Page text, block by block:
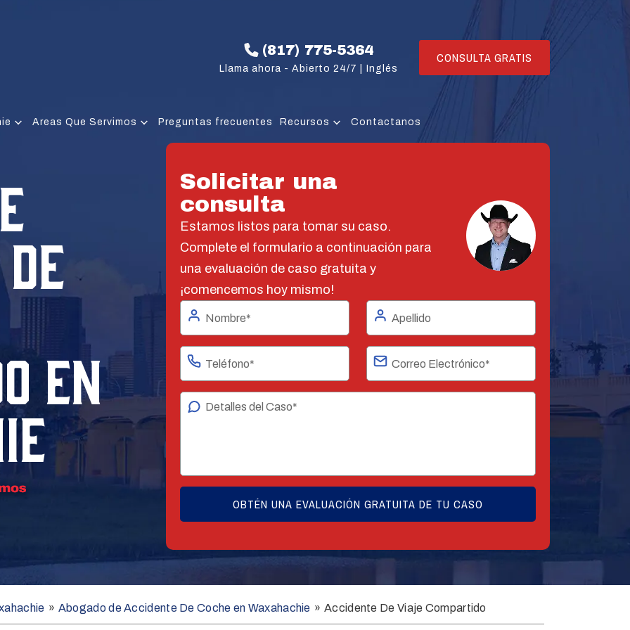
(817) 775-5364
Llama ahora - Abierto 24/7 | Inglés
CONSULTA GRATIS
Areas Que Servimos Preguntas frecuentes Recursos Contactanos
EN
Solicitar una
consulta
Estamos listos para tomar su caso.
Complete el formulario a continuación para
una evaluación de caso gratuita y
¡comencemos hoy mismo!
» Abogado de Accidente De Coche en Waxahachie » Accidente De Viaje Compartido